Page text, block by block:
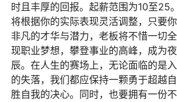
时且丰厚的回报。起薪范围为10至25
将根据你的实际表现灵活调整，只要
非凡的才华与潜力，老板将不惜一切
现职业梦想，攀登事业的高峰，成为
辰。在人生的赛场上，无论面临的是
的失落，我们都应保持一颗勇于超越
胜自我的决心。同时，也要拥有一份